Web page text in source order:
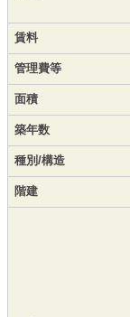
賃料
管理費等
面積
築年数
種別/構造
階建